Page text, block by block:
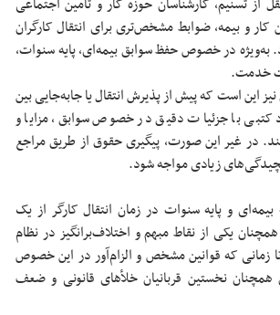
از تسنیم, کارشناسان حوزه کار و تأمین اجتماعی
کار و بیمه، ضوابط مشخص‌تری برای انتقال کارگران
به‌ویژه در خصوص حفظ سوابق بیمه‌ای، پایه سنوات،
خدمت.
این است که پیش از پذیرش انتقال یا جابه‌جایی بین
کتبی با جزئیات دقیق در خصوص سوابق، مزایا و
در غیر این صورت، پیگیری حقوق از طریق مراجع
زیادی مواجه شود.
و پایه سنوات در زمان انتقال کارگر از یک
همچنان یکی از نقاط مبهم و اختلاف‌برانگیز در نظام
زمانی که قوانین مشخص و الزام‌آور در این خصوص
همچنان نخستین قربانیان خلأهای قانونی و ضعف